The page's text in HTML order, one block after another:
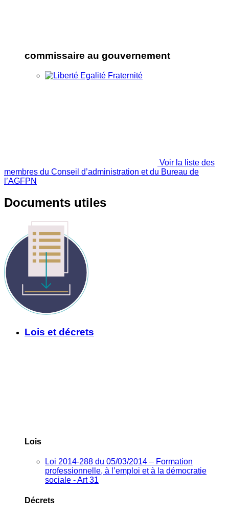
commissaire au gouvernement
Voir la liste des
membres du Conseil d’administration et du Bureau de
l’AGFPN
Documents utiles
Lois et décrets
Lois
Loi 2014-288 du 05/03/2014 – Formation
professionnelle, à l’emploi et à la démocratie
sociale - Art 31
Décrets